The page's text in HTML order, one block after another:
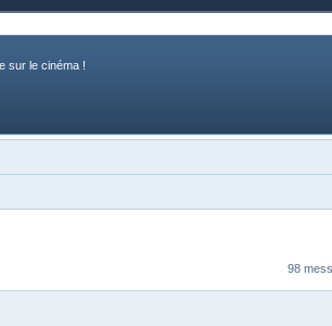
sur le cinéma !
98